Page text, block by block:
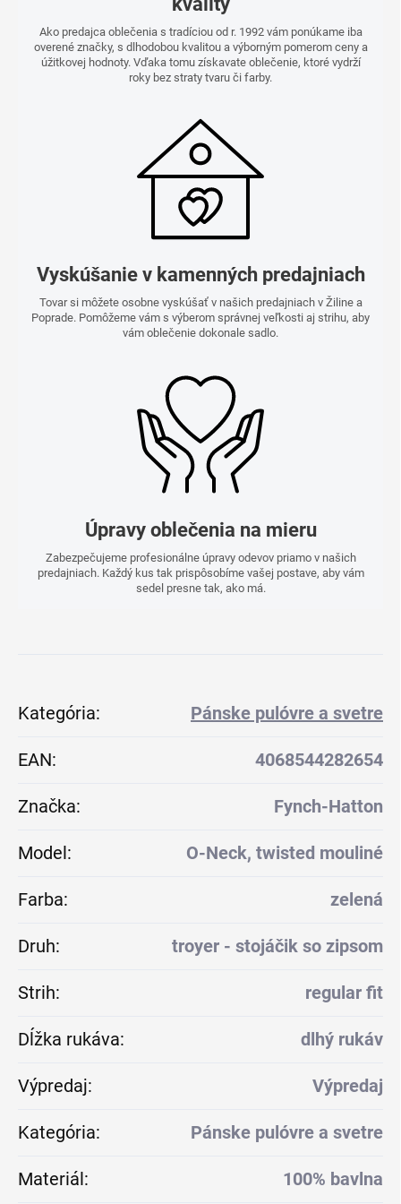
Ako predajca oblečenia s tradíciou od r. 1992 vám ponúkame iba
overené značky, s dlhodobou kvalitou a výborným pomerom ceny a
úžitkovej hodnoty. Vďaka tomu získavate oblečenie, ktoré vydrží
roky bez straty tvaru či farby.
Vyskúšanie v kamenných predajniach
Tovar si môžete osobne vyskúšať v našich predajniach v Žiline a
Poprade. Pomôžeme vám s výberom správnej veľkosti aj strihu, aby
vám oblečenie dokonale sadlo.
Úpravy oblečenia na mieru
Zabezpečujeme profesionálne úpravy odevov priamo v našich
predajniach. Každý kus tak prispôsobíme vašej postave, aby vám
sedel presne tak, ako má.
Kategória: Pánske pulóvre a svetre
EAN: 4068544282654
Značka: Fynch-Hatton
Model: O-Neck, twisted mouliné
Farba: zelená
Druh: troyer - stojáčik so zipsom
Strih: regular fit
Dĺžka rukáva: dlhý rukáv
Výpredaj: Výpredaj
Kategória: Pánske pulóvre a svetre
Materiál: 100% bavlna